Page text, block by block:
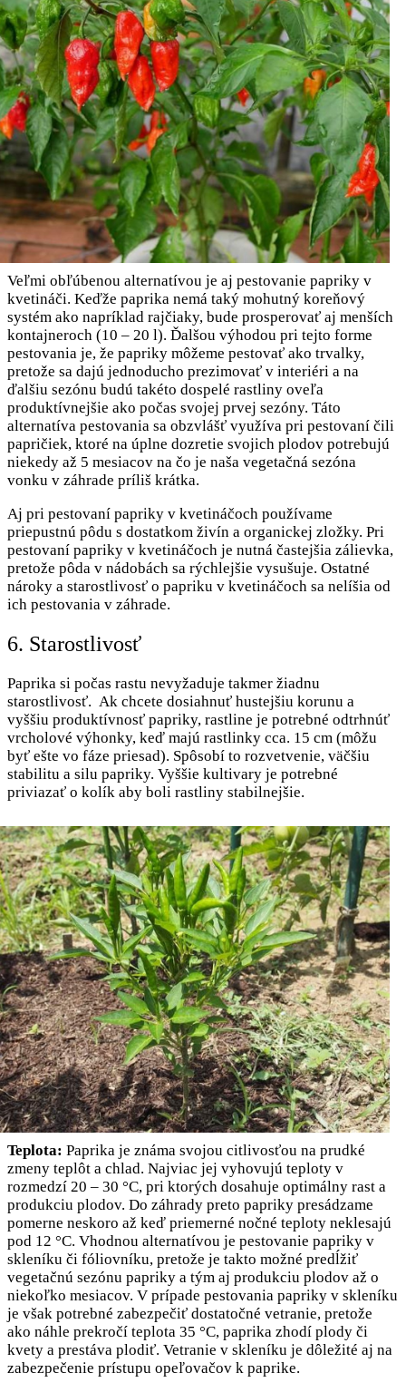
Veľmi obľúbenou alternatívou je aj pestovanie papriky v
kvetináči. Keďže paprika nemá taký mohutný koreňový
systém ako napríklad rajčiaky, bude prosperovať aj menších
kontajneroch (10 – 20 l). Ďalšou výhodou pri tejto forme
pestovania je, že papriky môžeme pestovať ako trvalky,
pretože sa dajú jednoducho prezimovať v interiéri a na
ďalšiu sezónu budú takéto dospelé rastliny oveľa
produktívnejšie ako počas svojej prvej sezóny. Táto
alternatíva pestovania sa obzvlášť využíva pri pestovaní čili
papričiek, ktoré na úplne dozretie svojich plodov potrebujú
niekedy až 5 mesiacov na čo je naša vegetačná sezóna
vonku v záhrade príliš krátka.
Aj pri pestovaní papriky v kvetináčoch používame
priepustnú pôdu s dostatkom živín a organickej zložky. Pri
pestovaní papriky v kvetináčoch je nutná častejšia zálievka,
pretože pôda v nádobách sa rýchlejšie vysušuje. Ostatné
nároky a starostlivosť o papriku v kvetináčoch sa nelíšia od
ich pestovania v záhrade.
6. Starostlivosť
Paprika si počas rastu nevyžaduje takmer žiadnu
starostlivosť. Ak chcete dosiahnuť hustejšiu korunu a
vyššiu produktívnosť papriky, rastline je potrebné odtrhnúť
vrcholové výhonky, keď majú rastlinky cca. 15 cm (môžu
byť ešte vo fáze priesad). Spôsobí to rozvetvenie, väčšiu
stabilitu a silu papriky. Vyššie kultivary je potrebné
priviazať o kolík aby boli rastliny stabilnejšie.
Teplota: Paprika je známa svojou citlivosťou na prudké
zmeny teplôt a chlad. Najviac jej vyhovujú teploty v
rozmedzí 20 – 30 °C, pri ktorých dosahuje optimálny rast a
produkciu plodov. Do záhrady preto papriky presádzame
pomerne neskoro až keď priemerné nočné teploty neklesajú
pod 12 °C. Vhodnou alternatívou je pestovanie papriky v
skleníku či fóliovníku, pretože je takto možné predĺžiť
vegetačnú sezónu papriky a tým aj produkciu plodov až o
niekoľko mesiacov. V prípade pestovania papriky v skleníku
je však potrebné zabezpečiť dostatočné vetranie, pretože
ako náhle prekročí teplota 35 °C, paprika zhodí plody či
kvety a prestáva plodiť. Vetranie v skleníku je dôležité aj na
zabezpečenie prístupu opeľovačov k paprike.